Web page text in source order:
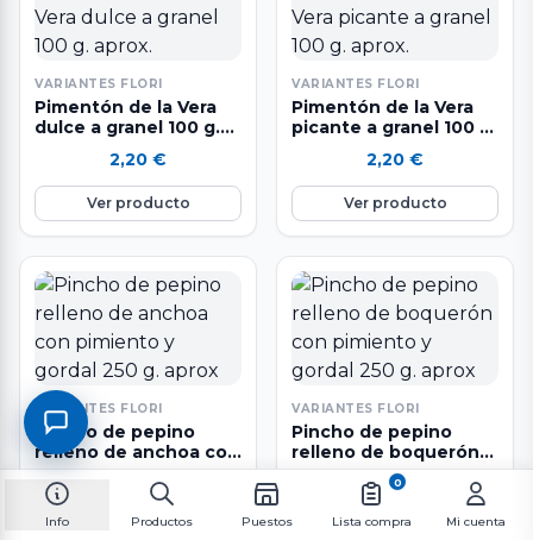
VARIANTES FLORI
Pimentón de la Vera
dulce a granel 100 g.
2,20 €
Ver producto
VARIANTES FLORI
Pimentón de la Vera
picante a granel 100 g.
2,20 €
Ver producto
VARIANTES FLORI
Pincho de pepino
relleno de anchoa con
pimiento y gordal 250
g. aprox
ingredientes y siguiendo un
sistema de elaboración diaria
VARIANTES FLORI
Pincho de pepino
relleno de boquerón
con pimiento y gordal
250 g. aprox
Seleccionando los mejores
ingredientes y siguiendo un
sistema de elaboración diaria
4,99
Info Productos Puestos
0
Lista compra Mi cuenta